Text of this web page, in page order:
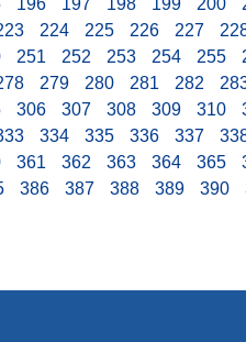
224 225 226 227
251 252 253 254 255
279 280 281 282
306 307 308 309 310
334 335 336 337
361 362 363 364 365
386 387 388 389 390